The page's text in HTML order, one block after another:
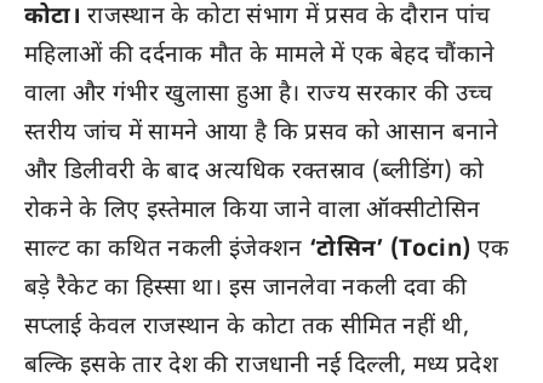
कोटा। राजस्थान के कोटा संभाग में प्रसव के दौरान पांच
महिलाओं की दर्दनाक मौत के मामले में एक बेहद चौंकाने
वाला और गंभीर खुलासा हुआ है। राज्य सरकार की उच्च
स्तरीय जांच में सामने आया है कि प्रसव को आसान बनाने
और डिलीवरी के बाद अत्यधिक रक्तस्राव (ब्लीडिंग) को
रोकने के लिए इस्तेमाल किया जाने वाला ऑक्सीटोसिन
साल्ट का कथित नकली इंजेक्शन ‘टोसिन’ (Tocin) एक
बड़े रैकेट का हिस्सा था। इस जानलेवा नकली दवा की
सप्लाई केवल राजस्थान के कोटा तक सीमित नहीं थी,
बल्कि इसके तार देश की राजधानी नई दिल्ली, मध्य प्रदेश